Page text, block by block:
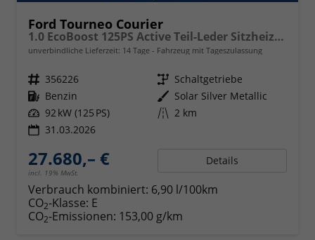
Ford Tourneo Courier
1.0 EcoBoost 125PS Active Teil-Leder Sitzheizung Lenkradheizung Klimaautomatik PDC v+h Rückf.-Kamera ACC TWA Frontscheibe beheizb. Ford-Navi SYNC4 Apple CarPlay + Android Auto
unverbindliche Lieferzeit: 14 Tage Fahrzeug mit Tageszulassung
Fahrzeugnr. 356226 Getriebe Schaltgetriebe
Kraftstoff Benzin Außenfarbe Solar Silver Metallic
Leistung 92 kW (125 PS) Kilometerstand 2 km
31.03.2026
27.680,– €
incl. 19% MwSt.
Details
Verbrauch kombiniert: 6,90 l/100km
CO2-Klasse: E
CO2-Emissionen: 153,00 g/km